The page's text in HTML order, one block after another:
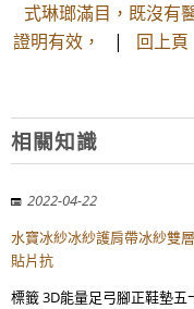
式琳瑯滿目，既沒有
證明有效，
| 回上頁
相關知識
2022-04-22
水寶冰紗冰紗護肩帶冰紗雙
貼片抗
標籤 3D能量足弓腳正鞋墊